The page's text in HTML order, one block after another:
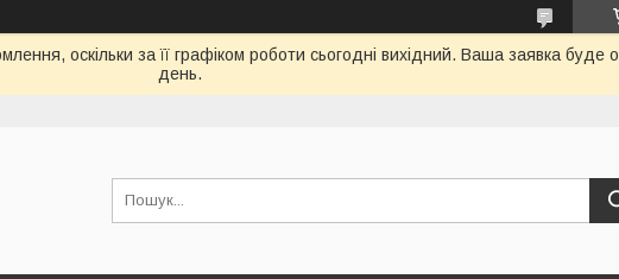
оскільки за її графіком роботи сьогодні вихідний. Ваша заявка
день.